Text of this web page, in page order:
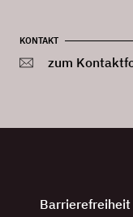
KONTAKT
zum
Barrierefreiheit